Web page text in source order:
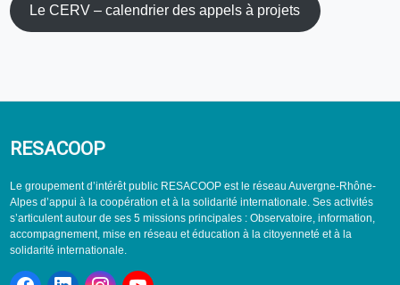
Le CERV – calendrier des appels à projets
RESACOOP
Le groupement d’intérêt public RESACOOP est le réseau Auvergne-Rhône-
Alpes d’appui à la coopération et à la solidarité internationale. Ses activités
s’articulent autour de ses 5 missions principales : Observatoire, information,
accompagnement, mise en réseau et éducation à la citoyenneté et à la
solidarité internationale.